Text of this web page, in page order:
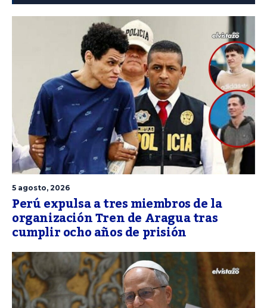
5 agosto, 2026
Perú expulsa a tres miembros de la
organización Tren de Aragua tras
cumplir ocho años de prisión